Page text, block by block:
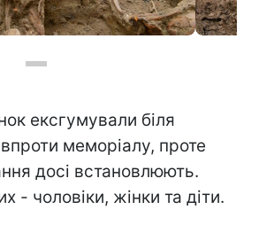
ексгумували біля
меморіалу, проте
досі встановлюють.
- чоловіки, жінки та діти.